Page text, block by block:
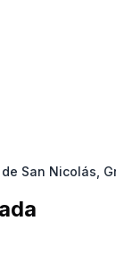
San Nicolás,